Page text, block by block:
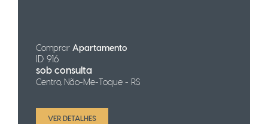
Comprar Apartamento
ID 916
sob consulta
Centro, Não-Me-Toque - RS
VER DETALHES